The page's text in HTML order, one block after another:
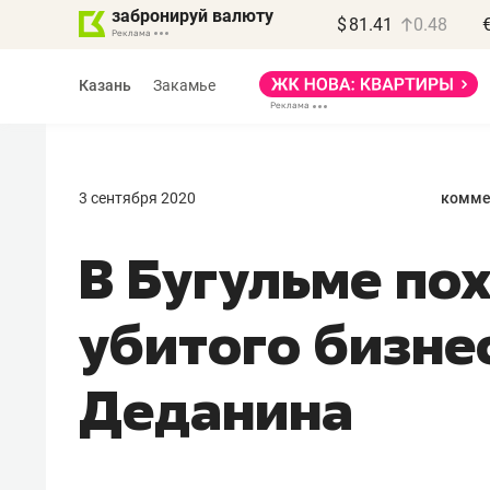
забронируй валюту $ 81.41 0.48
Казань Закамье
3 сентября 2020
В Бугульме
убитого
Деданина
Василь Мазитов
МАРТ
«Не зная местных
потерять минимум